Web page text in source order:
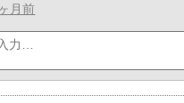
月前